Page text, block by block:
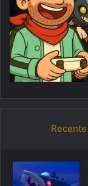
Recente